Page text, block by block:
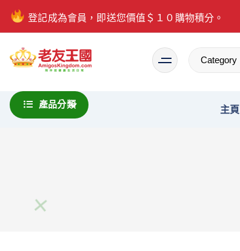
登記成為會員，即送您價值＄１０購物積分。
產品分類 主頁